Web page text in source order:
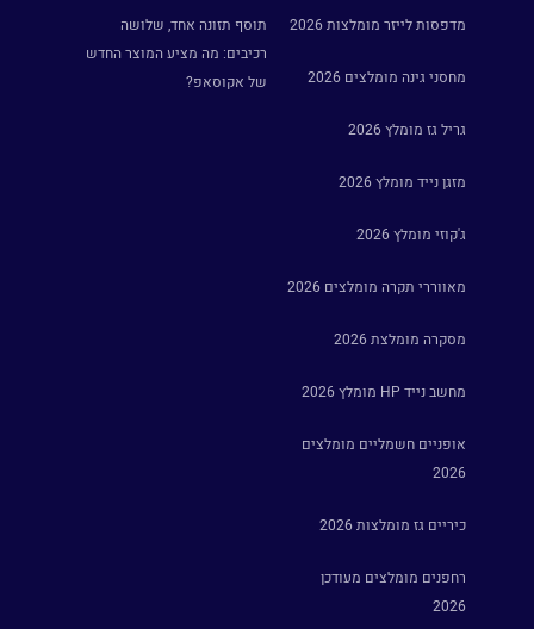
מדפסות לייזר מומלצות 2026
מחסני גינה מומלצים 2026
גריל גז מומלץ 2026
מזגן נייד מומלץ 2026
ג'קוזי מומלץ 2026
מאווררי תקרה מומלצים 2026
מסקרה מומלצת 2026
מחשב נייד HP מומלץ 2026
אופניים חשמליים מומלצים
2026
כיריים גז מומלצות 2026
רחפנים מומלצים מעודכן
2026
תוסף תזונה אחד, שלושה
רכיבים: מה מציע המוצר החדש
של אקוסאפ?